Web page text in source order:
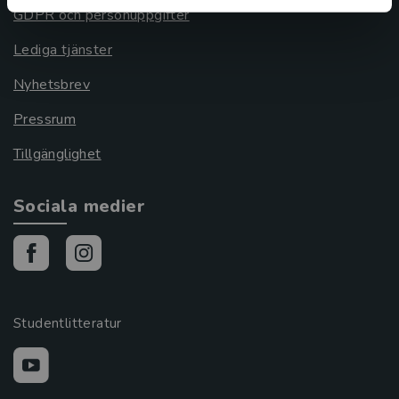
GDPR och personuppgifter
Lediga tjänster
Nyhetsbrev
Pressrum
Tillgänglighet
Sociala medier
Studentlitteratur